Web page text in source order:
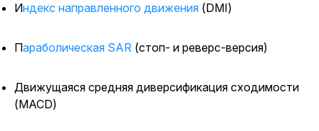
Индекс направленного движения (DMI)
Параболическая SAR (стоп- и реверс-версия)
Движущаяся средняя диверсификация сходимости
(MACD)